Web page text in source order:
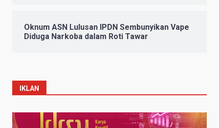
Oknum ASN Lulusan IPDN Sembunyikan Vape
Diduga Narkoba dalam Roti Tawar
IKLAN